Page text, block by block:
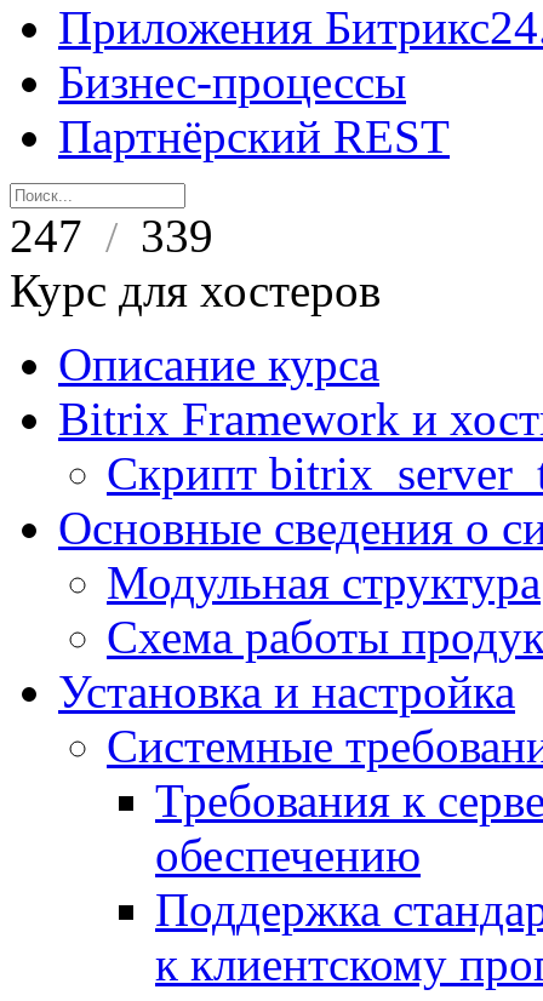
Приложения
Бизнес-процессы
Партнёрский REST
247 / 339
Курс для хостеров
Описание курса
Bitrix Framework и
Скрипт
Основные сведения о
Модульная структура
Схема работы
Установка и настройка
Системные
Требования к
обеспечению
Поддержка
к клиентскому